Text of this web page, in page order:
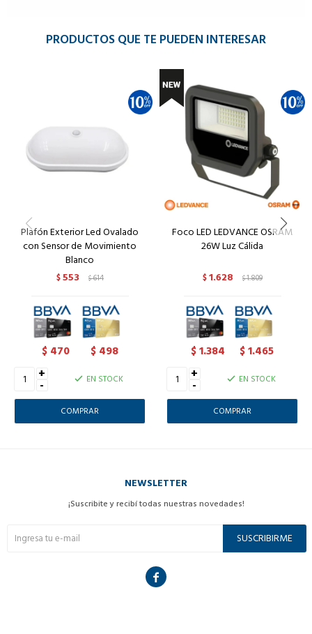
PRODUCTOS QUE TE PUEDEN INTERESAR
Plafón Exterior Led Ovalado
con Sensor de Movimiento
Blanco
$553 $614
$ 470 $ 498
+
- EN STOCK
Foco LED LEDVANCE OSRAM
26W Luz Cálida
$1.628 $1.809
$1.384 $1.465
+
- EN STOCK
NEWSLETTER
¡Suscribite y recibí todas nuestras novedades!
SUSCRIBIRME
